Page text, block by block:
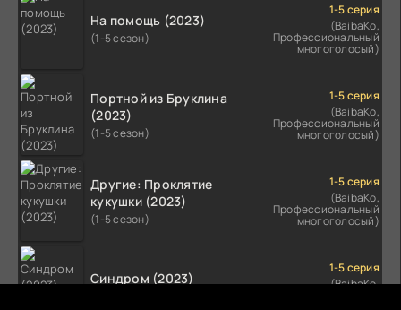
На помощь (2023)
(1-5 сезон)
1-5 серия
(BaibaKo,
Профессиональный
многоголосый)
Портной из Бруклина
(2023)
(1-5 сезон)
1-5 серия
(BaibaKo,
Профессиональный
многоголосый)
Другие: Проклятие
кукушки (2023)
(1-5 сезон)
1-5 серия
(BaibaKo,
Профессиональный
многоголосый)
Синдром (2023)
1-5 серия
(BaibaKo,